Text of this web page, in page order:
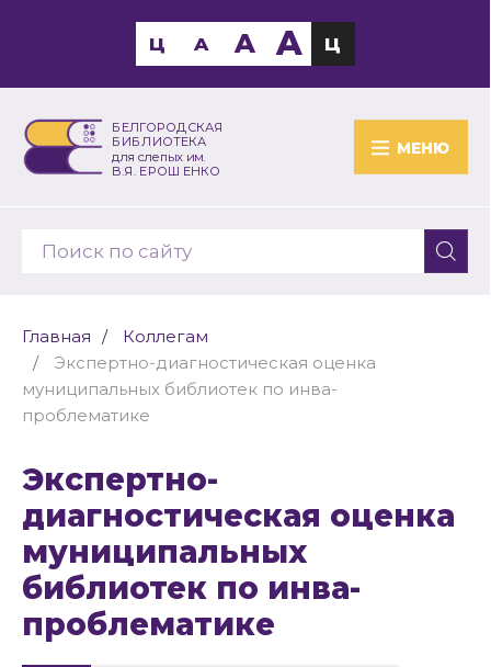
БЕЛГОРОДСКАЯ
БИБЛИОТЕКА
для слепых им.
В.Я. ЕРОШЕНКО
МЕНЮ
Ц A A A Ц
Главная
Коллегам
Экспертно-диагностическая оценка
муниципальных библиотек по инва-
проблематике
Экспертно-
диагностическая оценка
муниципальных
библиотек по инва-
проблематике